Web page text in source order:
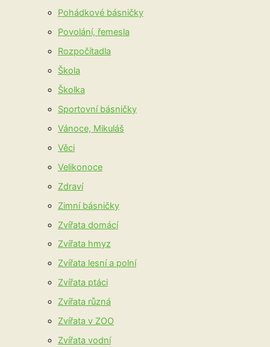
Pohádkové básničky
Povolání, řemesla
Rozpočítadla
Škola
Školka
Sportovní básničky
Vánoce, Mikuláš
Věci
Velikonoce
Zdraví
Zimní básničky
Zvířata domácí
Zvířata hmyz
Zvířata lesní a polní
Zvířata ptáci
Zvířata různá
Zvířata v ZOO
Zvířata vodní